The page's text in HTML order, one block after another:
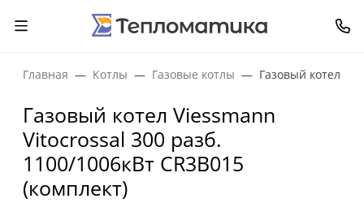
Главная Котлы Газовые котлы Газовый котел
Газовый котел Viessmann
Vitocrossal 300 разб.
1100/1006кВт CR3B015
(комплект)